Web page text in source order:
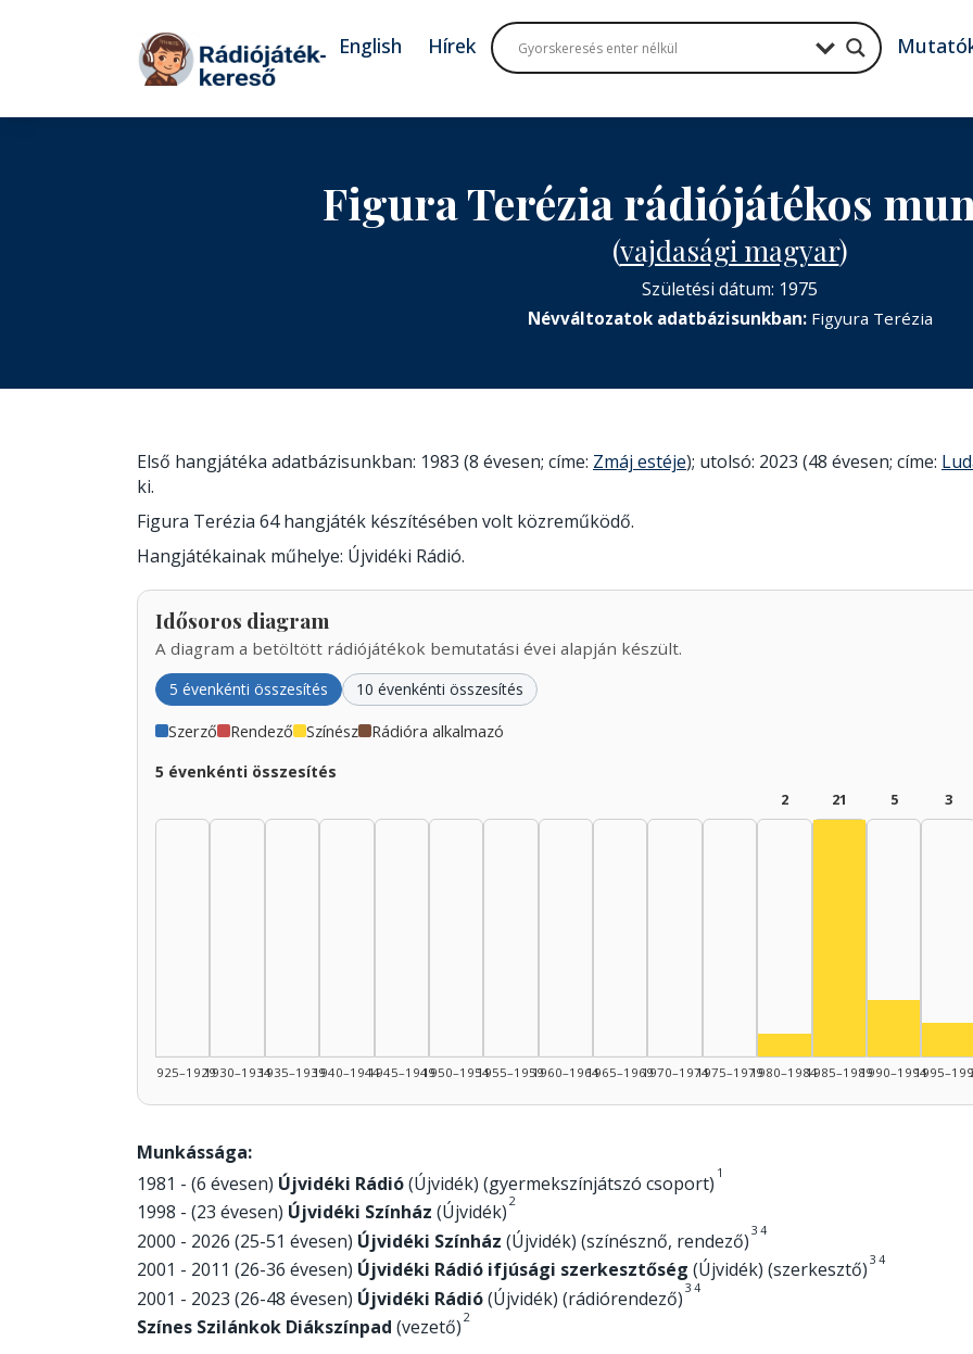
Tovább a tartalomhoz
English Hírek
Figura Terézia rádiójátékos
(vajdasági magyar)
Születési dátum: 1975
Névváltozatok adatbázisunkban: Figyura Terézia
Első hangjátéka adatbázisunkban: 1983 (8 évesen; címe: Zmáj estéje); utolsó: 2023 (48 évesen; címe:
ki.
Figura Terézia 64 hangjáték készítésében volt közreműködő.
Hangjátékainak műhelye: Újvidéki Rádió.
Idősoros diagram
A diagram a betöltött rádiójátékok bemutatási évei alapján készült.
5 évenkénti összesítés 10 évenkénti összesítés
Szerző Rendező Színész Rádióra alkalmazó
5 évenkénti összesítés
1925–19291930–19341935–19391940–19441945–19491950–19541955–19591960–19641965–19691970–19741975–1979
2
Színész, 1980–1984: 2
1980–1984
21
1985–1989
5
1990–1994
3
Munkássága:
1981 - (6 évesen) Újvidéki Rádió(Újvidék) (gyermekszínjátszó csoport) 1
1998 - (23 évesen) Újvidéki Színház (Újvidék) 2
2000 - 2026 (25-51 évesen) Újvidéki Színház (Újvidék) (színésznő, rendező) 3 4
2001 - 2011 (26-36 évesen) Újvidéki Rádió ifjúsági szerkesztőség (Újvidék) (szerkesztő) 3 4
2001 - 2023 (26-48 évesen) Újvidéki Rádió(Újvidék) (rádiórendező) 3 4
Színes Szilánkok Diákszínpad (vezető) 2